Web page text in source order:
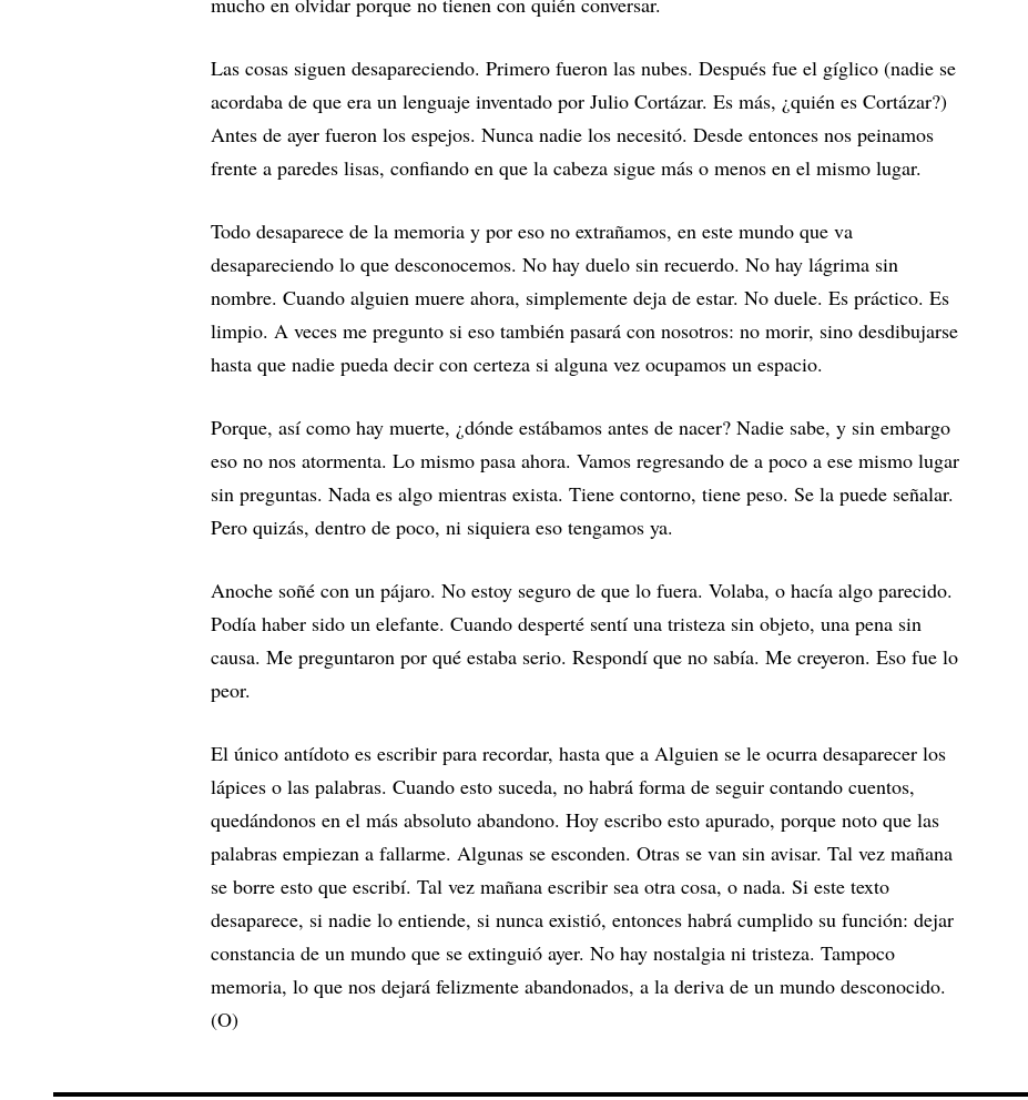
Las cosas siguen desapareciendo. Primero fueron las nubes. Después fue el gíglico (nadie se
acordaba de que era un lenguaje inventado por Julio Cortázar. Es más, ¿quién es Cortázar?)
Antes de ayer fueron los espejos. Nunca nadie los necesitó. Desde entonces nos peinamos
frente a paredes lisas, confiando en que la cabeza sigue más o menos en el mismo lugar.
Todo desaparece de la memoria y por eso no extrañamos, en este mundo que va
desapareciendo lo que desconocemos. No hay duelo sin recuerdo. No hay lágrima sin
nombre. Cuando alguien muere ahora, simplemente deja de estar. No duele. Es práctico. Es
limpio. A veces me pregunto si eso también pasará con nosotros: no morir, sino desdibujarse
hasta que nadie pueda decir con certeza si alguna vez ocupamos un espacio.
Porque, así como hay muerte, ¿dónde estábamos antes de nacer? Nadie sabe, y sin embargo
eso no nos atormenta. Lo mismo pasa ahora. Vamos regresando de a poco a ese mismo lugar
sin preguntas. Nada es algo mientras exista. Tiene contorno, tiene peso. Se la puede señalar.
Pero quizás, dentro de poco, ni siquiera eso tengamos ya.
Anoche soñé con un pájaro. No estoy seguro de que lo fuera. Volaba, o hacía algo parecido.
Podía haber sido un elefante. Cuando desperté sentí una tristeza sin objeto, una pena sin
causa. Me preguntaron por qué estaba serio. Respondí que no sabía. Me creyeron. Eso fue lo
peor.
El único antídoto es escribir para recordar, hasta que a Alguien se le ocurra desaparecer los
lápices o las palabras. Cuando esto suceda, no habrá forma de seguir contando cuentos,
quedándonos en el más absoluto abandono. Hoy escribo esto apurado, porque noto que las
palabras empiezan a fallarme. Algunas se esconden. Otras se van sin avisar. Tal vez mañana
se borre esto que escribí. Tal vez mañana escribir sea otra cosa, o nada. Si este texto
desaparece, si nadie lo entiende, si nunca existió, entonces habrá cumplido su función: dejar
constancia de un mundo que se extinguió ayer. No hay nostalgia ni tristeza. Tampoco
memoria, lo que nos dejará felizmente abandonados, a la deriva de un mundo desconocido.
(O)